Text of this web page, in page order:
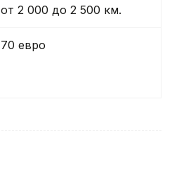
от 2 000 до 2 500 км.
70 евро